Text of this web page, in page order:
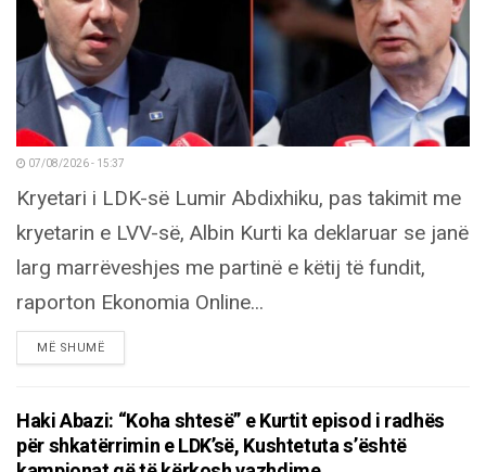
07/08/2026 - 15:37
Kryetari i LDK-së Lumir Abdixhiku, pas takimit me
kryetarin e LVV-së, Albin Kurti ka deklaruar se janë
larg marrëveshjes me partinë e këtij të fundit,
raporton Ekonomia Online...
MË SHUMËDETAILS
Haki Abazi: “Koha shtesë” e Kurtit episod i radhës
për shkatërrimin e LDK’së, Kushtetuta s’është